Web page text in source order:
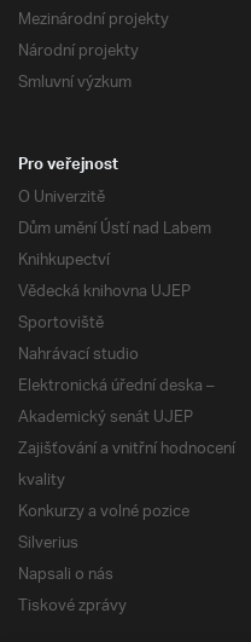
Mezinárodní projekty
Národní projekty
Smluvní výzkum
Pro veřejnost
O Univerzitě
Dům umění Ústí nad Labem
Knihkupectví
Vědecká knihovna UJEP
Sportoviště
Nahrávací studio
Elektronická úřední deska –
Akademický senát UJEP
Zajišťování a vnitřní hodnocení
kvality
Konkurzy a volné pozice
Silverius
Napsali o nás
Tiskové zprávy